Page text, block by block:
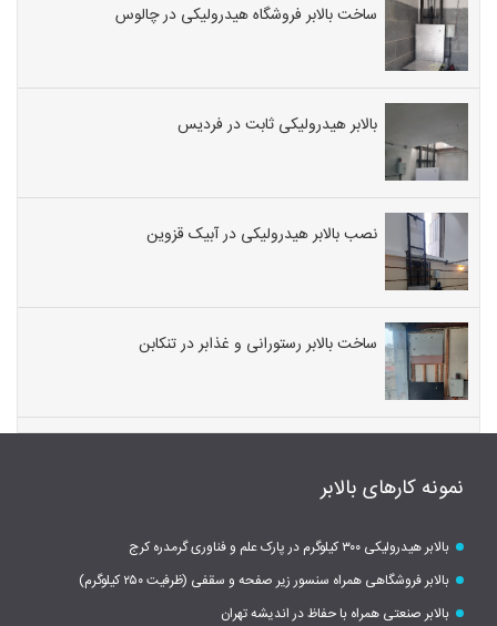
ساخت بالابر فروشگاه هیدرولیکی در چالوس
بالابر هیدرولیکی ثابت در فردیس
نصب بالابر هیدرولیکی در آبیک قزوین
ساخت بالابر رستورانی و غذابر در تنکابن
نمونه کارهای بالابر
بالابر هیدرولیکی ۳۰۰ کیلوگرم در پارک علم و فناوری گرمدره کرج
بالابر فروشگاهی همراه سنسور زیر صفحه و سقفی (ظرفیت ۲۵۰ کیلوگرم)
بالابر صنعتی همراه با حفاظ در اندیشه تهران